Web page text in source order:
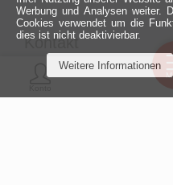
Kontakt
MCE Mauritz Electronics
Werbung und Analysen weiter.
Cookies verwendet um die
dies ist nicht deaktivierbar.
Weitere Informationen